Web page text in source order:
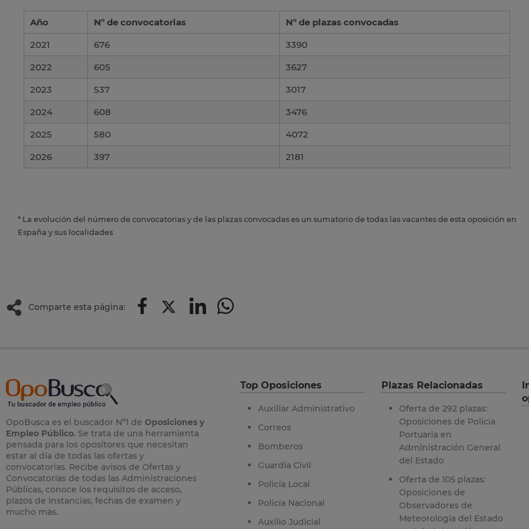
Año Nº de convocatorias
Nº de plazas convocadas
2021
676
3390
2022
605
3627
2023
537
3017
2024
608
3476
2025
580
4072
2026
397 2181
* La evolución del número de convocatorias y de las plazas convocadas es un sumatorio de todas las vacantes de esta oposición en
España y sus localidades
Comparte esta página:
OpoBusca es el buscador Nº1 de Oposiciones y
Empleo Público. Se trata de una herramienta
pensada para los opositores que necesitan
estar al día de todas las ofertas y
convocatorias. Recibe avisos de Ofertas y
Convocatorias de todas las Administraciones
Públicas, conoce los requisitos de acceso,
plazos de instancias, fechas de examen y
mucho más.
Top Oposiciones
Auxiliar Administrativo
Correos
Bomberos
Guardia Civil
Policía Local
Policía Nacional
Auxilio Judicial
Plazas Relacionadas
Oferta de 292 plazas:
Oposiciones de Policia
Portuaria en
Administración General
del Estado
Oferta de 105 plazas:
Oposiciones de
Observadores de
Meteorología del Estado